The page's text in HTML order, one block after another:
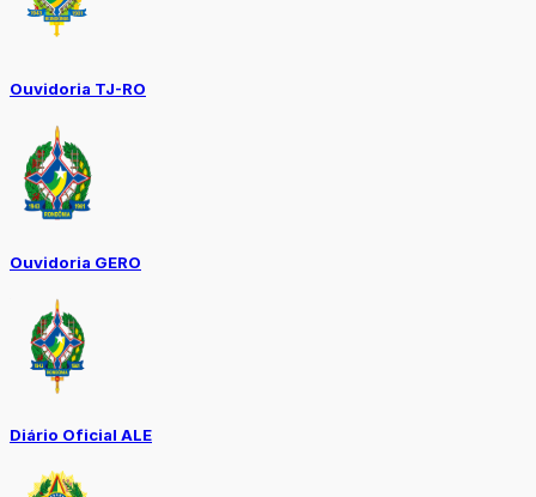
Ouvidoria TJ-RO
Ouvidoria GERO
Diário Oficial ALE